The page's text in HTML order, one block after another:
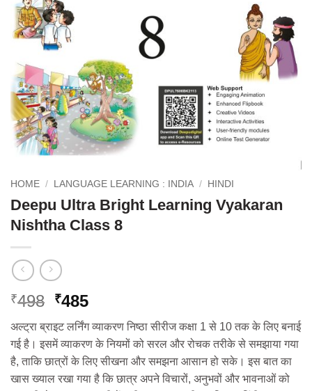
HOME / LANGUAGE LEARNING : INDIA / HINDI
Deepu Ultra Bright Learning Vyakaran
Nishtha Class 8
₹498 Original
price
was:
₹498.
₹485Current
price
is:
₹485.
अल्ट्रा ब्राइट लर्निंग व्याकरण निष्ठा सीरीज कक्षा 1 से 10 तक के लिए बनाई
गई है। इसमें व्याकरण के नियमों को सरल और रोचक तरीके से समझाया गया
है, ताकि छात्रों के लिए सीखना और समझना आसान हो सके। इस बात का
खास ख्याल रखा गया है कि छात्र अपने विचारों, अनुभवों और भावनाओं को